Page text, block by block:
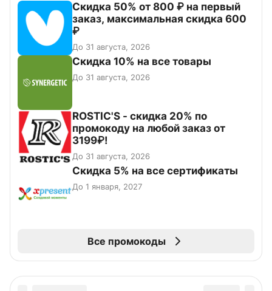
Скидка 50% от 800 ₽ на первый
заказ, максимальная скидка 600
₽
До 31 августа, 2026
Скидка 10% на все товары
До 31 августа, 2026
ROSTIC'S - скидка 20% по
промокоду на любой заказ от
3199₽!
До 31 августа, 2026
Скидка 5% на все сертификаты
До 1 января, 2027
Все промокоды